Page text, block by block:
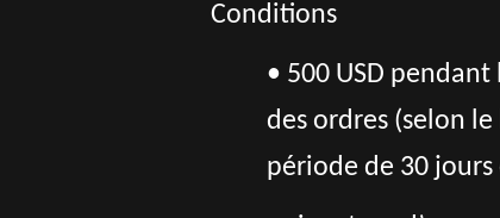
Conditions
• 500 USD
des ordres (selon
période de 30